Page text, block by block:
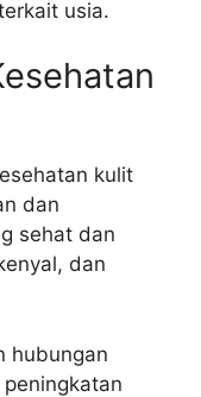
usia.
kulit
dan
sehat dan
dan
hubungan